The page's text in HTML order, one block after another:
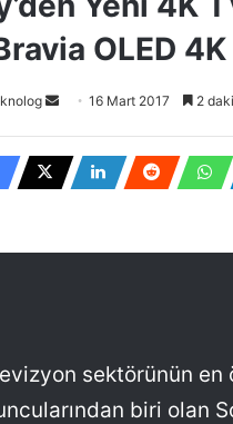
OLED 4K
Bir
posta
göndermek
16 Mart 2017 2
sektörünün en
biri olan